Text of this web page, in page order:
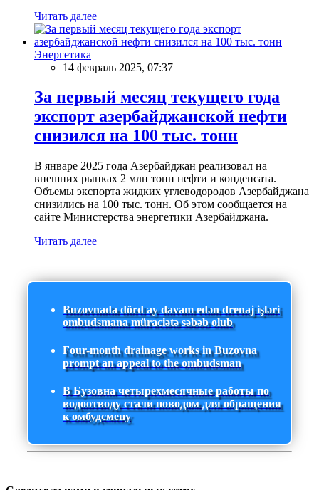
Читать далее
Энергетика
14 февраль 2025, 07:37
За первый месяц текущего года
экспорт азербайджанской нефти
снизился на 100 тыс. тонн
В январе 2025 года Азербайджан реализовал на
внешних рынках 2 млн тонн нефти и конденсата.
Объемы экспорта жидких углеводородов Азербайджана
снизились на 100 тыс. тонн. Об этом сообщается на
сайте Министерства энергетики Азербайджана.
Читать далее
Buzovnada dörd ay davam edən drenaj işləri
ombudsmana müraciətə səbəb olub
Four-month drainage works in Buzovna
prompt an appeal to the ombudsman
В Бузовна четырехмесячные работы по
водоотводу стали поводом для обращения
к омбудсмену